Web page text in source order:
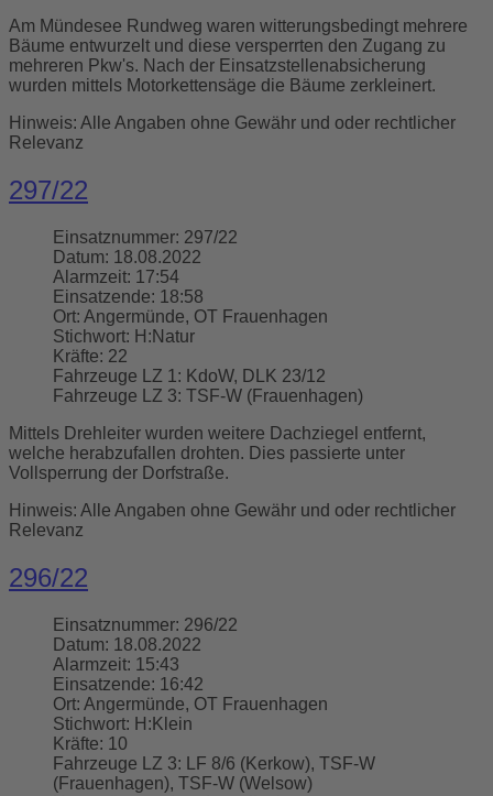
Am Mündesee Rundweg waren witterungsbedingt mehrere
Bäume entwurzelt und diese versperrten den Zugang zu
mehreren Pkw's. Nach der Einsatzstellenabsicherung
wurden mittels Motorkettensäge die Bäume zerkleinert.
Hinweis: Alle Angaben ohne Gewähr und oder rechtlicher
Relevanz
297/22
Einsatznummer: 297/22
Datum: 18.08.2022
Alarmzeit: 17:54
Einsatzende: 18:58
Ort: Angermünde, OT Frauenhagen
Stichwort: H:Natur
Kräfte: 22
Fahrzeuge LZ 1: KdoW, DLK 23/12
Fahrzeuge LZ 3: TSF-W (Frauenhagen)
Mittels Drehleiter wurden weitere Dachziegel entfernt,
welche herabzufallen drohten. Dies passierte unter
Vollsperrung der Dorfstraße.
Hinweis: Alle Angaben ohne Gewähr und oder rechtlicher
Relevanz
296/22
Einsatznummer: 296/22
Datum: 18.08.2022
Alarmzeit: 15:43
Einsatzende: 16:42
Ort: Angermünde, OT Frauenhagen
Stichwort: H:Klein
Kräfte: 10
Fahrzeuge LZ 3:
LF 8/6 (Kerkow), TSF-W
(Frauenhagen), TSF-W (Welsow)